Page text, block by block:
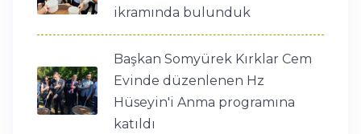
ikramında bulunduk
Başkan Somyürek Kırklar Cem
Evinde düzenlenen Hz
Hüseyin'i Anma programına
katıldı